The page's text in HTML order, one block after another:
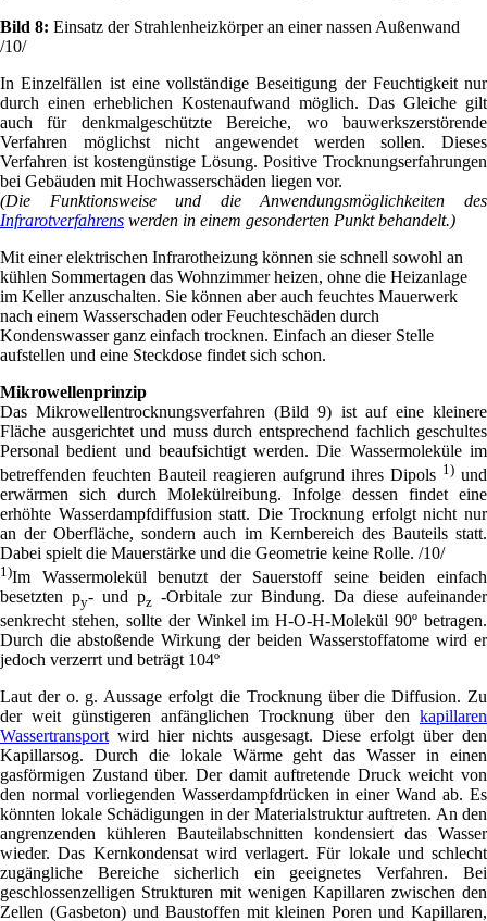
Bild 8: Einsatz der Strahlenheizkörper an einer nassen Außenwand
/10/
In Einzelfällen ist eine vollständige Beseitigung der Feuchtigkeit nur
durch einen erheblichen Kostenaufwand möglich. Das Gleiche gilt
auch für denkmalgeschützte Bereiche, wo bauwerkszerstörende
Verfahren möglichst nicht angewendet werden sollen. Dieses
Verfahren ist kostengünstige Lösung. Positive Trocknungserfahrungen
bei Gebäuden mit Hochwasserschäden liegen vor.
(Die Funktionsweise und die Anwendungsmöglichkeiten des
Infrarotverfahrens werden in einem gesonderten Punkt behandelt.)
Mit einer elektrischen Infrarotheizung können sie schnell sowohl an
kühlen Sommertagen das Wohnzimmer heizen, ohne die Heizanlage
im Keller anzuschalten. Sie können aber auch feuchtes Mauerwerk
nach einem Wasserschaden oder Feuchteschäden durch
Kondenswasser ganz einfach trocknen. Einfach an dieser Stelle
aufstellen und eine Steckdose findet sich schon.
Mikrowellenprinzip
Das Mikrowellentrocknungsverfahren (Bild 9) ist auf eine kleinere
Fläche ausgerichtet und muss durch entsprechend fachlich geschultes
Personal bedient und beaufsichtigt werden. Die Wassermoleküle im
betreffenden feuchten Bauteil reagieren aufgrund ihres Dipols 1) und
erwärmen sich durch Molekülreibung. Infolge dessen findet eine
erhöhte Wasserdampfdiffusion statt. Die Trocknung erfolgt nicht nur
an der Oberfläche, sondern auch im Kernbereich des Bauteils statt.
Dabei spielt die Mauerstärke und die Geometrie keine Rolle. /10/
1)Im Wassermolekül benutzt der Sauerstoff seine beiden einfach
besetzten py- und pz -Orbitale zur Bindung. Da diese aufeinander
senkrecht stehen, sollte der Winkel im H-O-H-Molekül 90º betragen.
Durch die abstoßende Wirkung der beiden Wasserstoffatome wird er
jedoch verzerrt und beträgt 104º
Laut der o. g. Aussage erfolgt die Trocknung über die Diffusion. Zu
der weit günstigeren anfänglichen Trocknung über den kapillaren
Wassertransport wird hier nichts ausgesagt. Diese erfolgt über den
Kapillarsog. Durch die lokale Wärme geht das Wasser in einen
gasförmigen Zustand über. Der damit auftretende Druck weicht von
den normal vorliegenden Wasserdampfdrücken in einer Wand ab. Es
könnten lokale Schädigungen in der Materialstruktur auftreten. An den
angrenzenden kühleren Bauteilabschnitten kondensiert das Wasser
wieder. Das Kernkondensat wird verlagert. Für lokale und schlecht
zugängliche Bereiche sicherlich ein geeignetes Verfahren. Bei
geschlossenzelligen Strukturen mit wenigen Kapillaren zwischen den
Zellen (Gasbeton) und Baustoffen mit kleinen Poren und Kapillaren,